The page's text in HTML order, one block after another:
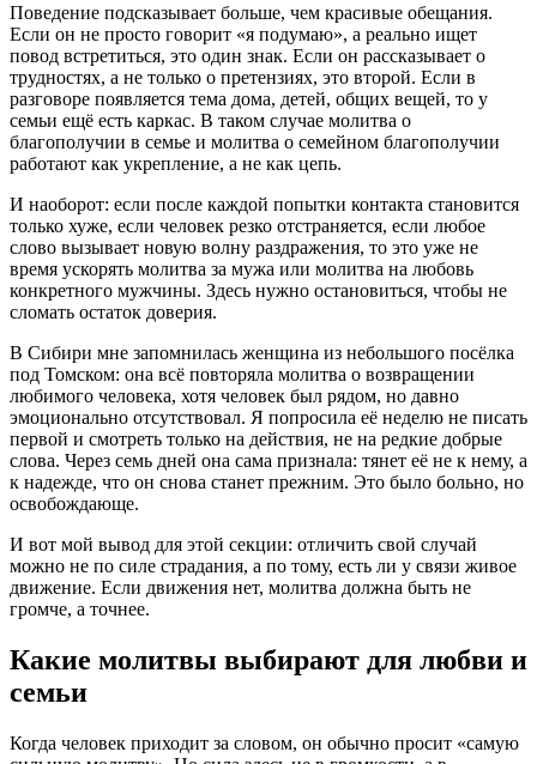
Поведение подсказывает больше, чем красивые обещания.
Если он не просто говорит «я подумаю», а реально ищет
повод встретиться, это один знак. Если он рассказывает о
трудностях, а не только о претензиях, это второй. Если в
разговоре появляется тема дома, детей, общих вещей, то у
семьи ещё есть каркас. В таком случае молитва о
благополучии в семье и молитва о семейном благополучии
работают как укрепление, а не как цепь.
И наоборот: если после каждой попытки контакта становится
только хуже, если человек резко отстраняется, если любое
слово вызывает новую волну раздражения, то это уже не
время ускорять молитва за мужа или молитва на любовь
конкретного мужчины. Здесь нужно остановиться, чтобы не
сломать остаток доверия.
В Сибири мне запомнилась женщина из небольшого посёлка
под Томском: она всё повторяла молитва о возвращении
любимого человека, хотя человек был рядом, но давно
эмоционально отсутствовал. Я попросила её неделю не писать
первой и смотреть только на действия, не на редкие добрые
слова. Через семь дней она сама признала: тянет её не к нему, а
к надежде, что он снова станет прежним. Это было больно, но
освобождающе.
И вот мой вывод для этой секции: отличить свой случай
можно не по силе страдания, а по тому, есть ли у связи живое
движение. Если движения нет, молитва должна быть не
громче, а точнее.
Какие молитвы выбирают для любви и
семьи
Когда человек приходит за словом, он обычно просит «самую